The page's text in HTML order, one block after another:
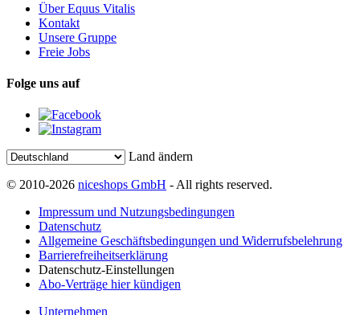
Über Equus Vitalis
Kontakt
Unsere Gruppe
Freie Jobs
Folge uns auf
Land ändern
© 2010-2026 niceshops GmbH - All rights reserved.
Impressum und Nutzungsbedingungen
Datenschutz
Allgemeine Geschäftsbedingungen und Widerrufsbelehrung
Barrierefreiheitserklärung
Datenschutz-Einstellungen
Abo-Verträge hier kündigen
Unternehmen